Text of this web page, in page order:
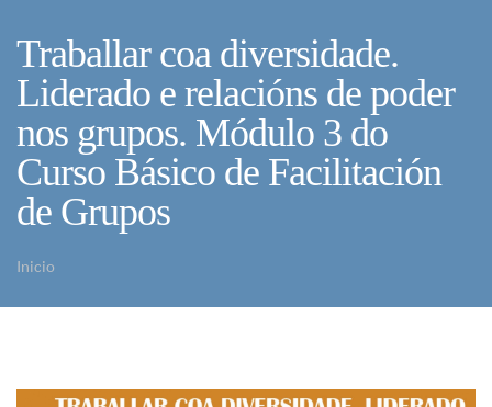
Traballar coa diversidade.
Liderado e relacións de poder
nos grupos. Módulo 3 do
Curso Básico de Facilitación
de Grupos
Inicio